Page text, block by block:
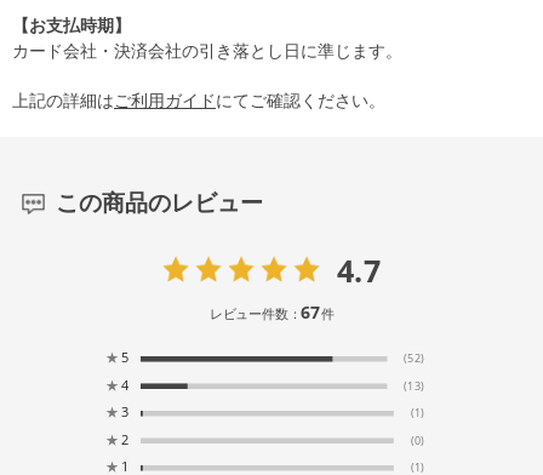
【お支払時期】
カード会社・決済会社の引き落とし日に準じます。
上記の詳細はご利用ガイドにてご確認ください。
この商品のレビュー
4.7
レビュー件数：67件
★ 5 (52)
★ 4 (13)
★ 3 (1)
★ 2 (0)
★ 1 (1)